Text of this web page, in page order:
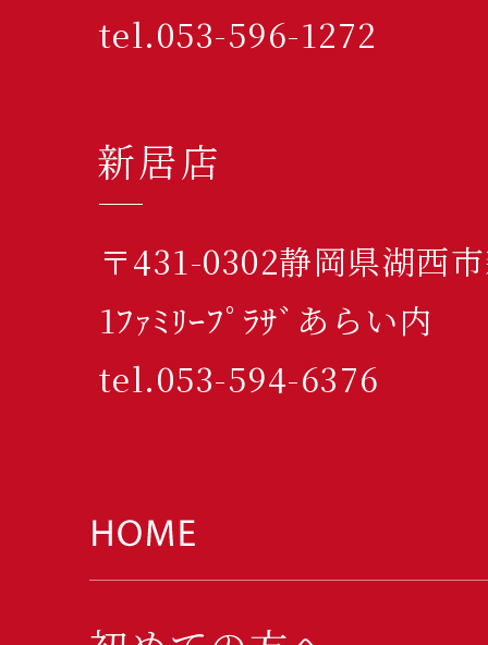
tel.053-596-1272
新居店
〒431-0302静岡県湖西
1ﾌｧﾐﾘｰﾌﾟﾗｻﾞあらい内
tel.053-594-6376